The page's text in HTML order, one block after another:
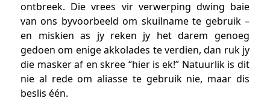
ontbreek. Die vrees vir verwerping dwing baie
van ons byvoorbeeld om skuilname te gebruik –
en miskien as jy reken jy het darem genoeg
gedoen om enige akkolades te verdien, dan ruk jy
die masker af en skree “hier is ek!” Natuurlik is dit
nie al rede om aliasse te gebruik nie, maar dis
beslis één.